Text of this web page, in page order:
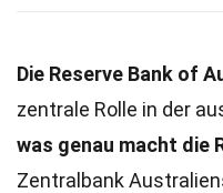
Die Reserve Bank of
zentrale Rolle in der
was genau macht die
Zentralbank